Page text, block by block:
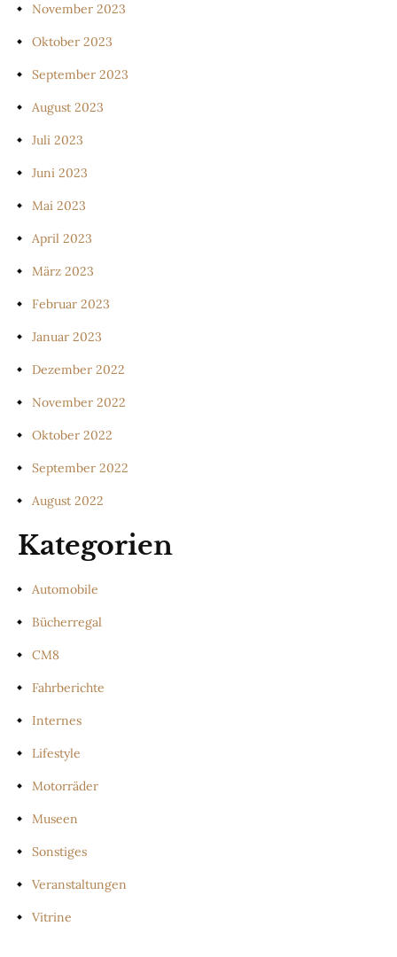
November 2023
Oktober 2023
September 2023
August 2023
Juli 2023
Juni 2023
Mai 2023
April 2023
März 2023
Februar 2023
Januar 2023
Dezember 2022
November 2022
Oktober 2022
September 2022
August 2022
Kategorien
Automobile
Bücherregal
CM8
Fahrberichte
Internes
Lifestyle
Motorräder
Museen
Sonstiges
Veranstaltungen
Vitrine